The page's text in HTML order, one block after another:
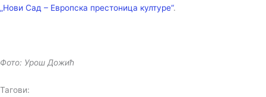
„Нови Сад – Европска престоница културе“.
Фото: Урош Дожић
Тагови: